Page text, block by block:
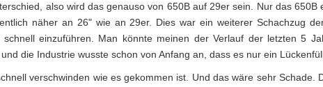
also wird das genauso von 650B auf 29er sein. Nur das 650B
näher an 26" wie an 29er. Dies war ein weiterer Schachzug
einzuführen. Man könnte meinen der Verlauf der letzten 5
die Industrie wusste schon von Anfang an, dass es nur ein
verschwinden wie es gekommen ist. Und das wäre sehr Schade.